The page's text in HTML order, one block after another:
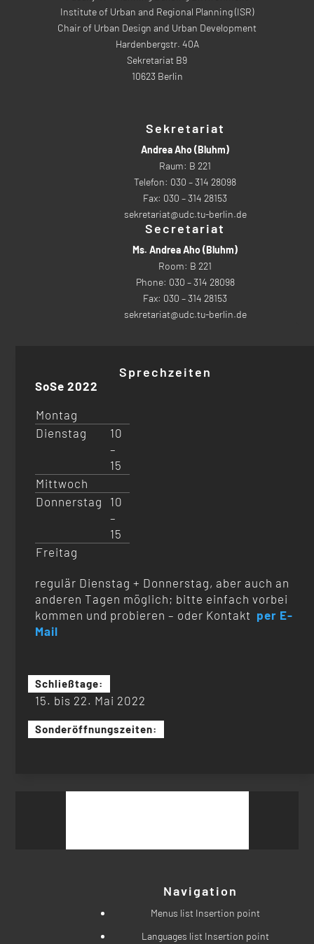
Institute of Urban and Regional Planning (ISR)
Chair of Urban Design and Urban Development
Hardenbergstr. 40A
Sekretariat B9
10623 Berlin
Sekretariat
Andrea Aho (Bluhm)
Raum: B 221
Telefon: 030 – 314 28098
Fax: 030 – 314 28153
sekretariat@udc.tu-berlin.de
Secretariat
Ms. Andrea Aho (Bluhm)
Room: B 221
Phone: 030 – 314 28098
Fax: 030 – 314 28153
sekretariat@udc.tu-berlin.de
Sprechzeiten
SoSe 2022
Montag
Dienstag
10
–
15
Mittwoch
Donnerstag
10
–
15
Freitag
regulär Dienstag + Donnerstag, aber auch an
anderen Tagen möglich; bitte einfach vorbei
kommen und probieren – oder Kontakt per E-
Mail
Schließtage:
15. bis 22. Mai 2022
Sonderöffnungszeiten:
Navigation
Menus list Insertion point
Languages list Insertion point